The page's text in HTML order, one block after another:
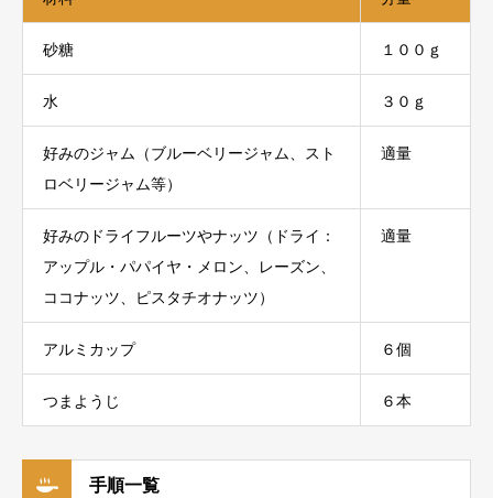
砂糖 １００ｇ
水 ３０ｇ
好みのジャム（ブルーベリージャム、スト
ロベリージャム等）
適量
好みのドライフルーツやナッツ（ドライ：
アップル・パパイヤ・メロン、レーズン、
ココナッツ、ピスタチオナッツ）
適量
アルミカップ ６個
つまようじ ６本
手順一覧